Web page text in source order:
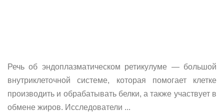
Речь об эндоплазматическом ретикулуме — большой
внутриклеточной системе, которая помогает клетке
производить и обрабатывать белки, а также участвует в
обмене жиров. Исследователи ...